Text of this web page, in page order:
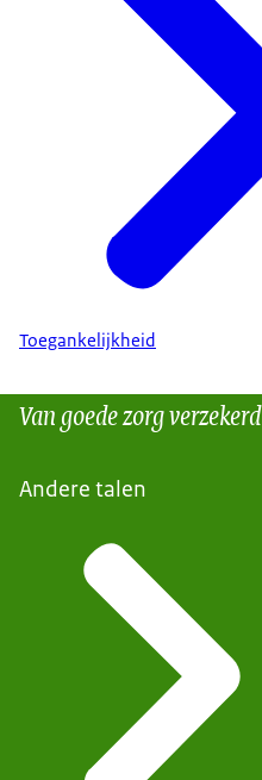
Toegankelijkheid
Van goede zorg verzekerd
Andere talen